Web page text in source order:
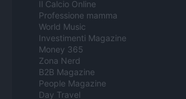
Il Calcio Online
Professione mamma
World Music
Investimenti Magazine
Money 365
Zona Nerd
B2B Magazine
People Magazine
Day Travel